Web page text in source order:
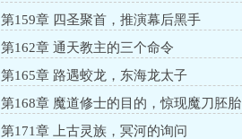
第159章 四圣聚首，推演幕后黑手
第162章 通天教主的三个命令
第165章 路遇蛟龙，东海龙太子
第168章 魔道修士的目的，惊现魔刀胚胎
第171章 上古灵族，冥河的询问